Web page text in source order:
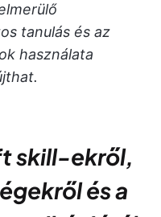
tanulás és az
használata
skill-ekről,
és a